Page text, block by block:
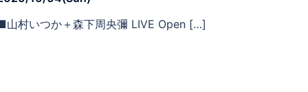
山村いつか＋森下周央彌 LIVE Open […]